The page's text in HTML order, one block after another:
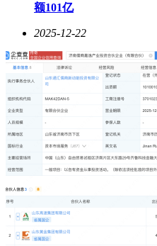
额101亿
2025-12-22